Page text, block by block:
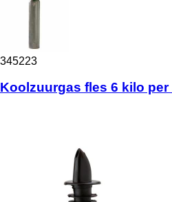
345223
Koolzuurgas fles 6 kilo